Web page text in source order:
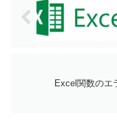
Excel関数のエ